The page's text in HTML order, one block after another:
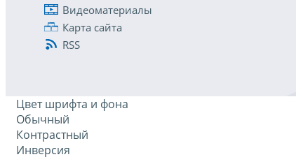
Видеоматериалы
Карта сайта
RSS
Цвет шрифта и фона
Обычный
Контрастный
Инверсия